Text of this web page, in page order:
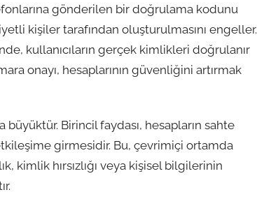
gönderilen bir doğrulama kodunu
kişiler tarafından oluşturulmasını engeller.
kullanıcıların gerçek kimlikleri doğrulanır
onayı, hesaplarının güvenliğini artırmak
Birincil faydası, hesapların sahte
girmesidir. Bu, çevrimiçi ortamda
kimlik hırsızlığı veya kişisel bilgilerinin